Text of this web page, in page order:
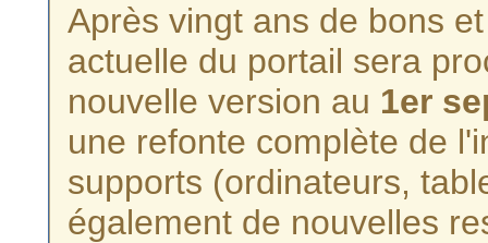
Après vingt ans de bons
actuelle du portail sera
nouvelle version au 1er
une refonte complète de
supports (ordinateurs,
également de nouvelles